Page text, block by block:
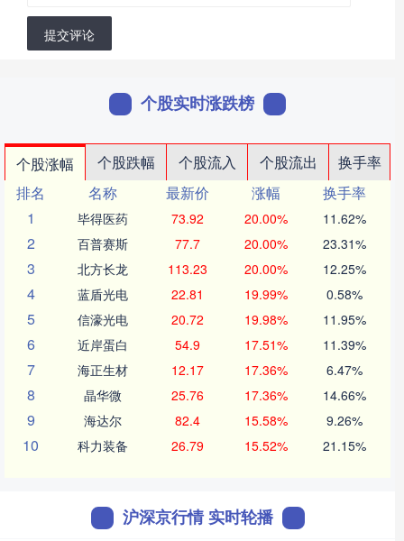
提交评论
个股实时涨跌榜
个股涨幅 个股跌幅 个股流入 个股流出
换手率
排名
名称 最新价 涨幅
换手率
1
毕得医药 73.92 20.00% 11.62%
2 百普赛斯 77.7 20.00% 23.31%
3 北方长龙 113.23 20.00% 12.25%
4 蓝盾光电 22.81 19.99% 0.58%
5 信濠光电 20.72 19.98% 11.95%
6 近岸蛋白 54.9 17.51% 11.39%
7 海正生材 12.17 17.36% 6.47%
8 晶华微 25.76 17.36% 14.66%
9 海达尔 82.4 15.58% 9.26%
10 科力装备 26.79 15.52% 21.15%
沪深京行情 实时轮播